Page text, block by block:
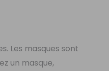
Les masques sont
un masque,